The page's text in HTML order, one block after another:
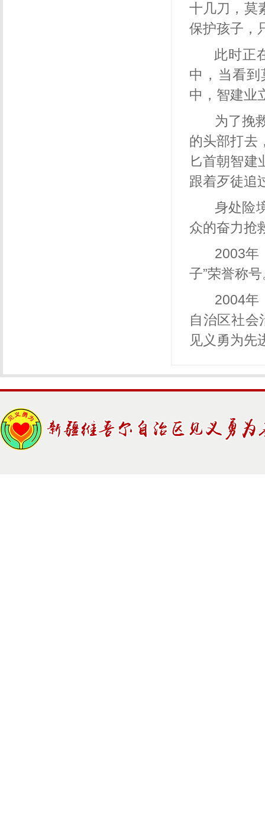
十几刀，莫
保护孩子，
此时正
中，当看
中，智建业
为了挽
的头部打去
匕首朝智建
跟着歹徒追
身处险
众的奋力抢
2003年
子”荣誉称
2004年
自治区社会
见义勇为先